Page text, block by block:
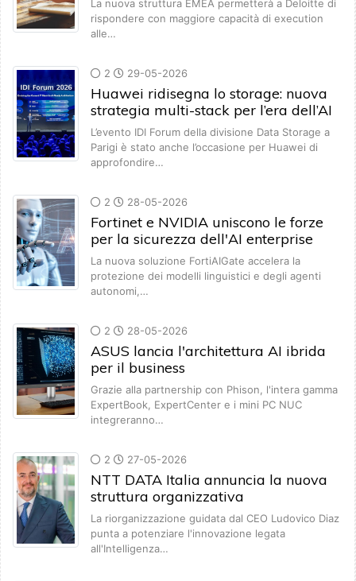
La nuova struttura EMEA permetterà a Deloitte di
rispondere con maggiore capacità di execution
alle…
2 29-05-2026
Huawei ridisegna lo storage: nuova
strategia multi-stack per l’era dell’AI
L’evento IDI Forum della divisione Data Storage a
Parigi è stato anche l’occasione per Huawei di
approfondire…
2 28-05-2026
Fortinet e NVIDIA uniscono le forze
per la sicurezza dell'AI enterprise
La nuova soluzione FortiAIGate accelera la
protezione dei modelli linguistici e degli agenti
autonomi,…
2 28-05-2026
ASUS lancia l'architettura AI ibrida
per il business
Grazie alla partnership con Phison, l'intera gamma
ExpertBook, ExpertCenter e i mini PC NUC
integreranno…
2 27-05-2026
NTT DATA Italia annuncia la nuova
struttura organizzativa
La riorganizzazione guidata dal CEO Ludovico Diaz
punta a potenziare l'innovazione legata
all'Intelligenza…